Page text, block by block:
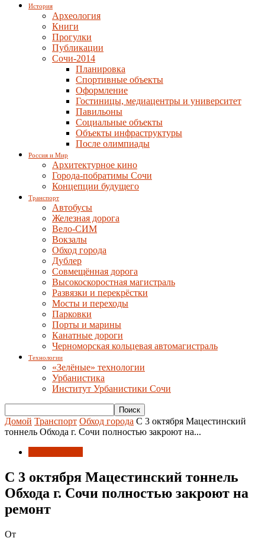
История
Археология
Книги
Прогулки
Публикации
Сочи-2014
Планировка
Спортивные объекты
Оформление
Гостиницы, медиацентры и университет
Павильоны
Социальные объекты
Объекты инфраструктуры
После олимпиады
Россия и Мир
Архитектурное кино
Города-побратимы Сочи
Концепции будущего
Транспорт
Автобусы
Железная дорога
Вело-СИМ
Вокзалы
Обход города
Дублер
Совмещённая дорога
Высокоскоростная магистраль
Развязки и перекрёстки
Мосты и переходы
Парковки
Порты и марины
Канатные дороги
Черноморская кольцевая автомагистраль
Технологии
«Зелёные» технологии
Урбанистика
Институт Урбанистики Сочи
Домой Транспорт Обход города С 3 октября Мацестинский
тоннель Обхода г. Сочи полностью закроют на...
С 3 октября Мацестинский тоннель
Обхода г. Сочи полностью закроют на
ремонт
От